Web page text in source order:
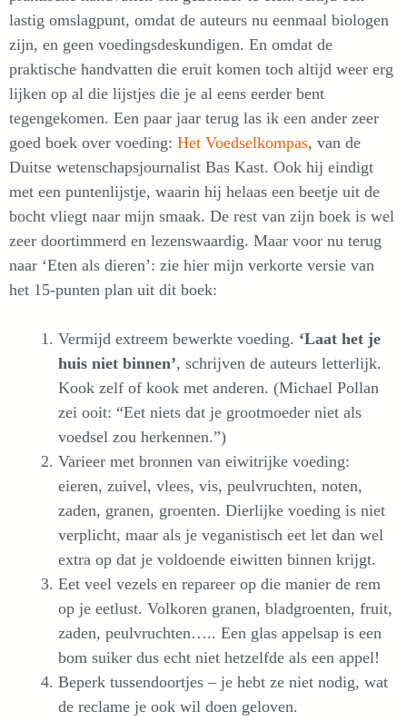
lastig omslagpunt, omdat de auteurs nu eenmaal biologen
zijn, en geen voedingsdeskundigen. En omdat de
praktische handvatten die eruit komen toch altijd weer erg
lijken op al die lijstjes die je al eens eerder bent
tegengekomen. Een paar jaar terug las ik een ander zeer
goed boek over voeding: Het Voedselkompas, van de
Duitse wetenschapsjournalist Bas Kast. Ook hij eindigt
met een puntenlijstje, waarin hij helaas een beetje uit de
bocht vliegt naar mijn smaak. De rest van zijn boek is wel
zeer doortimmerd en lezenswaardig. Maar voor nu terug
naar ‘Eten als dieren’: zie hier mijn verkorte versie van
het 15-punten plan uit dit boek:
Vermijd extreem bewerkte voeding. ‘Laat het je
huis niet binnen’, schrijven de auteurs letterlijk.
Kook zelf of kook met anderen. (Michael Pollan
zei ooit: “Eet niets dat je grootmoeder niet als
voedsel zou herkennen.”)
Varieer met bronnen van eiwitrijke voeding:
eieren, zuivel, vlees, vis, peulvruchten, noten,
zaden, granen, groenten. Dierlijke voeding is niet
verplicht, maar als je veganistisch eet let dan wel
extra op dat je voldoende eiwitten binnen krijgt.
Eet veel vezels en repareer op die manier de rem
op je eetlust. Volkoren granen, bladgroenten, fruit,
zaden, peulvruchten….. Een glas appelsap is een
bom suiker dus echt niet hetzelfde als een appel!
Beperk tussendoortjes – je hebt ze niet nodig, wat
de reclame je ook wil doen geloven.